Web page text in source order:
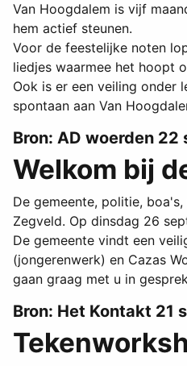
Van Hoogdalem is vijf
hem actief steunen.
Voor de feestelijke noten
liedjes waarmee het hoopt
Ook is er een veiling onder
spontaan aan Van
Bron: AD woerden
Welkom bij
De gemeente, politie,
Zegveld. Op dinsdag 26
De gemeente vindt een
(jongerenwerk) en Cazas
gaan graag met u in
Bron: Het Kontakt 21